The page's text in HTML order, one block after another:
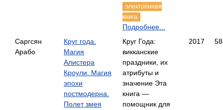
электронная
книга
Подробнее...
Саргсян
Арабо
Круг года.
Магия
Алистера
Кроули. Магия
эпохи
постмодерна.
Полет змея
Круг Года:
викканские
праздники, их
атрибуты и
значение Эта
книга —
помощник для
2017